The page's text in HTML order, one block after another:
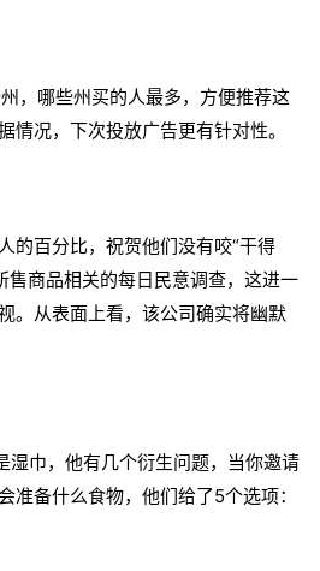
，哪些州买的人最多，方便推荐这
情况，下次投放广告更有针对性。
的百分比，祝贺他们没有咬“干得
售商品相关的每日民意调查，这进一
。从表面上看，该公司确实将幽默
湿巾，他有几个衍生问题，当你邀请
准备什么食物，他们给了5个选项：